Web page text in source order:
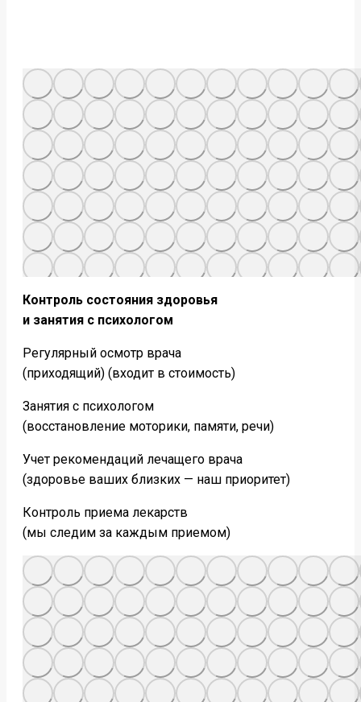
Контроль состояния здоровья
и занятия с психологом
Регулярный осмотр врача
(приходящий) (входит в стоимость)
Занятия с психологом
(восстановление моторики, памяти, речи)
Учет рекомендаций лечащего врача
(здоровье ваших близких — наш приоритет)
Контроль приема лекарств
(мы следим за каждым приемом)